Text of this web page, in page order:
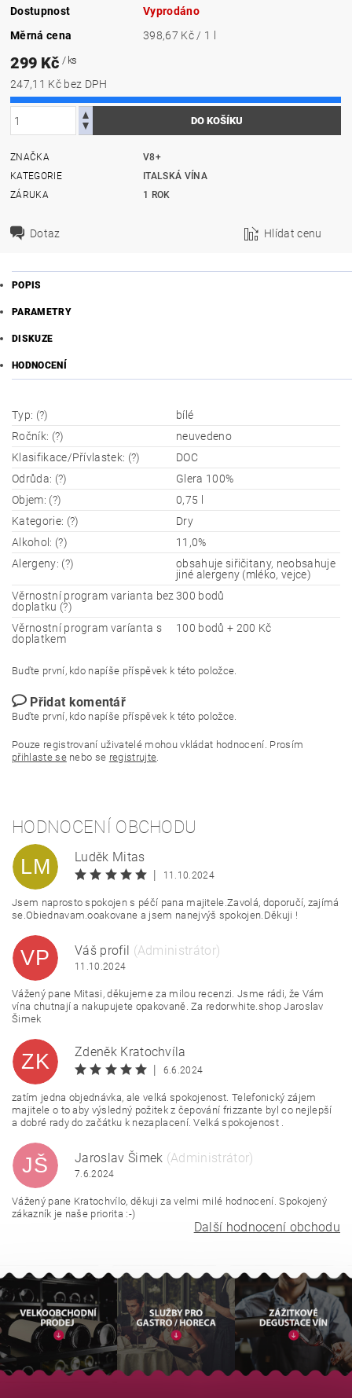
Dostupnost
Vyprodáno
Měrná cena
398,67 Kč / 1 l
299 Kč / ks
247,11 Kč bez DPH
ZNAČKA
V8+
KATEGORIE
ITALSKÁ VÍNA
ZÁRUKA
1 ROK
Dotaz Hlídat cenu
POPIS
PARAMETRY
DISKUZE
HODNOCENÍ
Typ: (?)
bílé
Ročník: (?)
neuvedeno
Klasifikace/Přívlastek: (?)
DOC
Odrůda: (?)
Glera 100%
Objem: (?)
0,75 l
Kategorie: (?)
Dry
Alkohol: (?)
11,0%
Alergeny: (?)
obsahuje siřičitany, neobsahuje
jiné alergeny (mléko, vejce)
Věrnostní program varianta bez
doplatku (?)
300 bodů
Věrnostní program varíanta s
doplatkem
100 bodů + 200 Kč
Buďte první, kdo napíše příspěvek k této položce.
Přidat komentář
Buďte první, kdo napíše příspěvek k této položce.
Pouze registrovaní uživatelé mohou vkládat hodnocení. Prosím
přihlaste senebo se registrujte.
HODNOCENÍ OBCHODU
LM
Luděk Mitas
11.10.2024
Jsem naprosto spokojen s péčí pana majitele.Zavolá, doporučí, zajímá
se.Obiednavam.ooakovane a jsem nanejvýš spokojen.Děkuji !
VP Váš profil (Administrátor)
11.10.2024
Vážený pane Mitasi, děkujeme za milou recenzi. Jsme rádi, že Vám
vína chutnají a nakupujete opakovaně. Za redorwhite.shop Jaroslav
Šimek
ZK
Zdeněk Kratochvíla
6.6.2024
zatím jedna objednávka, ale velká spokojenost. Telefonický zájem
majitele o to aby výsledný požitek z čepování frizzante byl co nejlepší
a dobré rady do začátku k nezaplacení. Velká spokojenost .
JŠ Jaroslav Šimek (Administrátor)
7.6.2024
Vážený pane Kratochvílo, děkuji za velmi milé hodnocení. Spokojený
zákazník je naše priorita :-)
Další hodnocení obchodu